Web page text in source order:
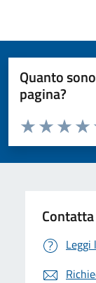
Quanto
pagina?
Valuta da 1 a 5
Valuta
Valuta 2
Valuta 1 stelle
Leggi